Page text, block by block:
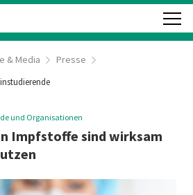
& Media Presse
und Organisationen
Impfstoffe sind wirksam